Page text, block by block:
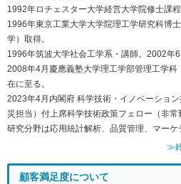
1992年ロチェスター大学経営大学院修士課程
1996年東京工業大学大学院理工学研究科博
学）取得。
1996年筑波大学社会工学系・講師。2002年6
2008年4月慶應義塾大学理工学部管理工学
在に至る。
2023年4月内閣府 科学技術・イノベーショ
災担当）付上席科学技術政策フェロー（非常
研究分野は応用統計解析、品質管理、マーケ
≫
顧客満足度について